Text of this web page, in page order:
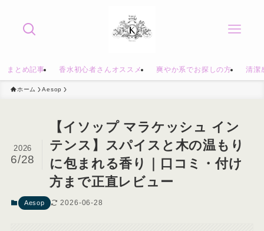
まとめ記事 香水初心者さんオススメ 爽やか系でお探しの方 清潔
ホーム Aesop
【イソップ マラケッシュ イン
テンス】スパイスと木の温もり
に包まれる香り｜口コミ・付け
方まで正直レビュー
2026
6/28
Aesop 2026-06-28